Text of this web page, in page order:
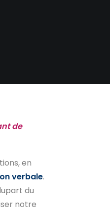
de
en
verbale.
du
notre